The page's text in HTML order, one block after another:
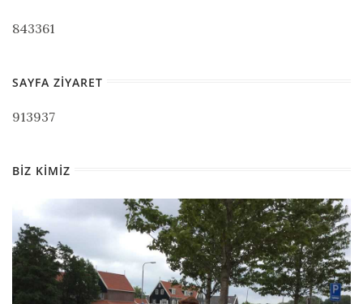
843361
SAYFA ZIYARET
913937
BIZ KIMIZ